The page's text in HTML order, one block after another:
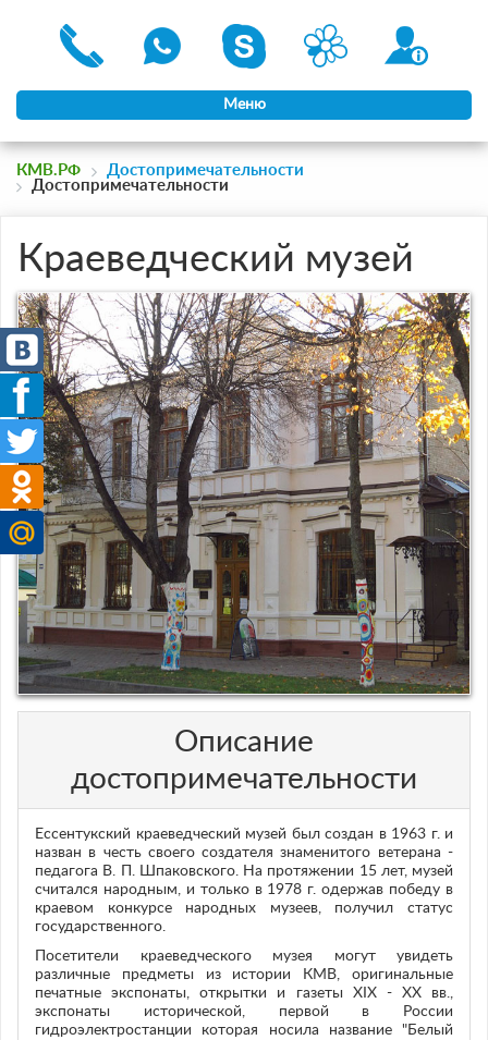
Меню
КМВ.РФ
Достопримечательности
Достопримечательности
Краеведческий музей
Описание
достопримечательности
Ессентукский краеведческий музей был создан в 1963 г. и
назван в честь своего создателя знаменитого ветерана -
педагога В. П. Шпаковского. На протяжении 15 лет, музей
считался народным, и только в 1978 г. одержав победу в
краевом конкурсе народных музеев, получил статус
государственного.
Посетители краеведческого музея могут увидеть
различные предметы из истории КМВ, оригинальные
печатные экспонаты, открытки и газеты XIX - XX вв.,
экспонаты исторической, первой в России
гидроэлектростанции которая носила название "Белый